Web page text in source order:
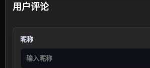
用户评论
昵称